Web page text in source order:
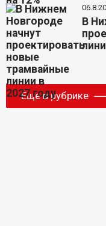
В
Еще в рубрике